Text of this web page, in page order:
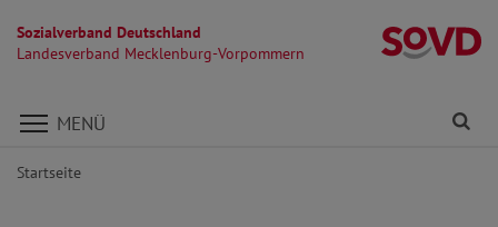
Sozialverband Deutschland
Landesverband Mecklenburg-Vorpommern
Direkt zu den Inhalten springen
MENÜ
Startseite